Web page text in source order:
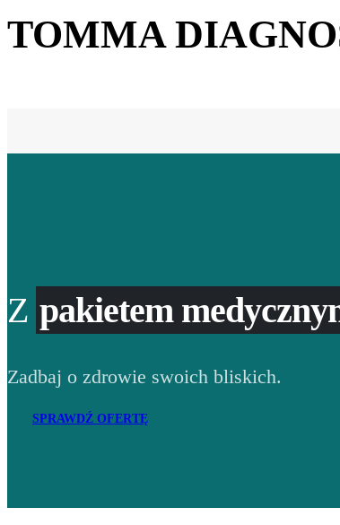
TOMMA
Z pakietem
Zadbaj o zdrowie swoich bliskich.
SPRAWDŹ OFERTĘ